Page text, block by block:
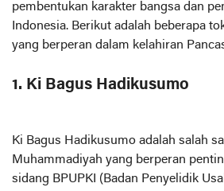
pembentukan karakter bangsa dan
Indonesia. Berikut adalah beberapa
yang berperan dalam kelahiran
1. Ki Bagus Hadikusumo
Ki Bagus Hadikusumo adalah salah
Muhammadiyah yang berperan
sidang BPUPKI (Badan Penyelidik